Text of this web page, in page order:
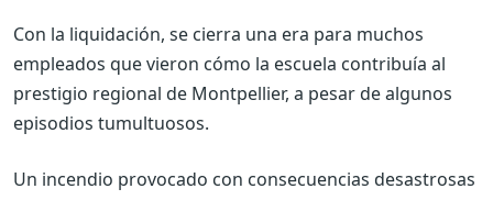
Con la liquidación, se cierra una era para muchos
empleados que vieron cómo la escuela contribuía al
prestigio regional de Montpellier, a pesar de algunos
episodios tumultuosos.
Un incendio provocado con consecuencias desastrosas